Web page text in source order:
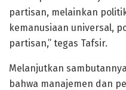
partisan, melainkan
kemanusiaan universal,
partisan,” tegas Tafsir.
Melanjutkan
bahwa manajemen dan